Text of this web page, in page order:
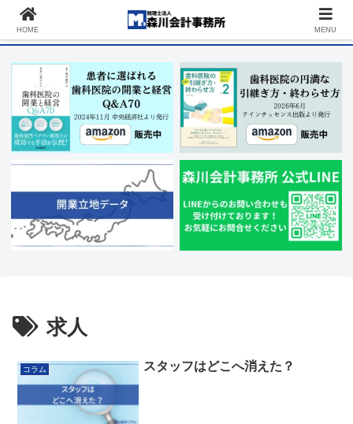
税理士 東京｜歯科顧問150件以上の実績を持つ歯科に強い税理士法人です｜歯
科開業・歯科経営なら森川会計へ
求人
コラム スタッフはどこへ消えた？
HOME MENU